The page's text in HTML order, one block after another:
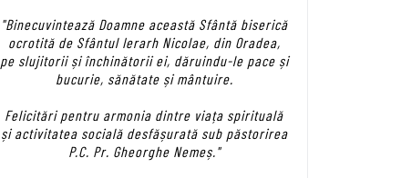
"Binecuvintează Doamne această Sfântă biserică
ocrotită de Sfântul Ierarh Nicolae, din Oradea,
pe slujitorii și închinătorii ei, dăruindu-le pace și
bucurie, sănătate și mântuire.
Felicitări pentru armonia dintre viața spirituală
și activitatea socială desfășurată sub păstorirea
P.C. Pr. Gheorghe Nemeș."